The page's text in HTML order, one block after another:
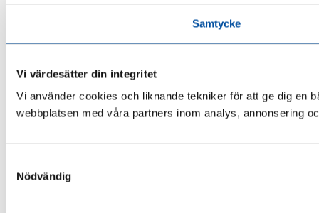
Samtycke
Vi värdesätter din integritet
Vi använder cookies och liknande tekniker för att ge dig en
webbplatsen med våra partners inom analys, annonsering
Nödvändig